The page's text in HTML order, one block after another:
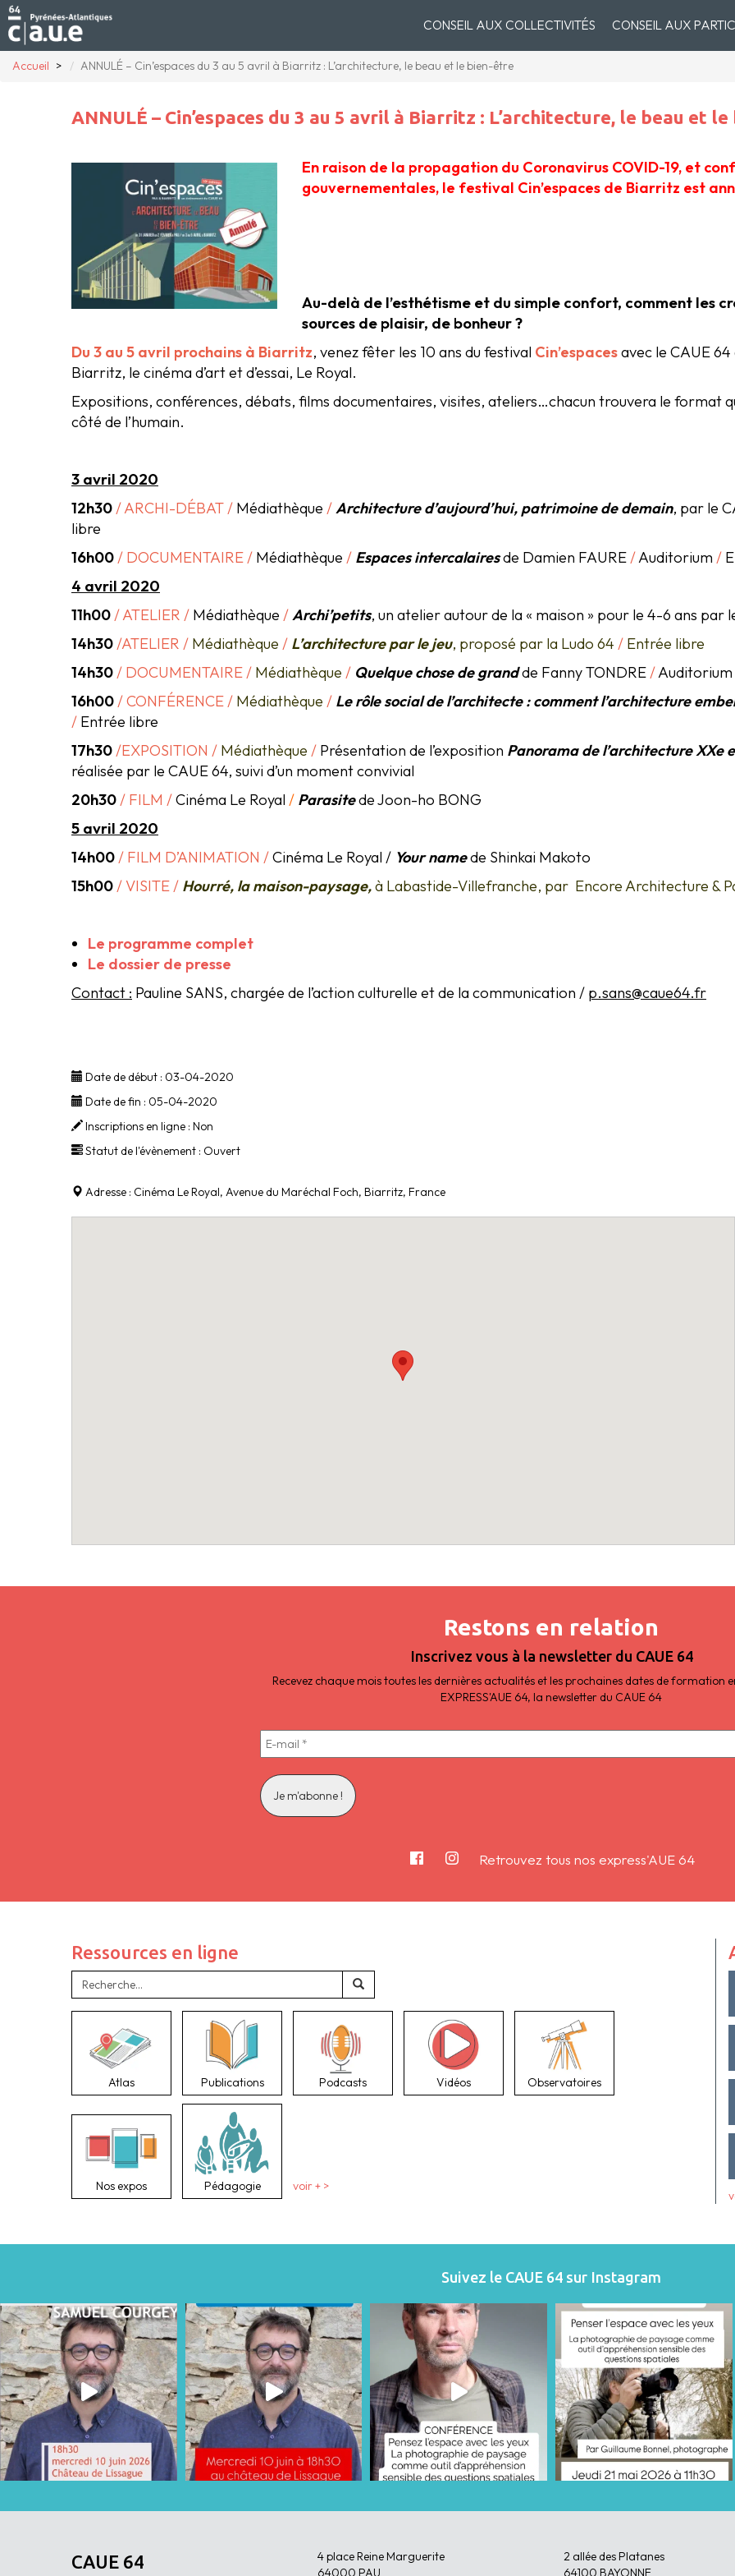
CONSEIL AUX COLLECTIVITÉS CONSEIL AUX
Accueil ANNULÉ – Cin’espaces du 3 au 5 avril à Biarritz : L’architecture, le beau et le bien-être
ANNULÉ – Cin’espaces du 3 au 5 avril à Biarritz : L’architecture, le beau et
En raison de la propagation du Coronavirus COVID-19, et
gouvernementales, le festival Cin’espaces de Biarritz est
Au-delà de l’esthétisme et du simple confort, comment les
sources de plaisir, de bonheur ?
Du 3 au 5 avril prochains à Biarritz, venez fêter les 10 ans du festival Cin’espacesavec le CAUE
Biarritz, le cinéma d’art et d’essai, Le Royal.
Expositions, conférences, débats, films documentaires, visites, ateliers…chacun trouvera le format
côté de l’humain.
3 avril 2020
12h30/ARCHI-DÉBAT / Médiathèque /Architecture d’aujourd’hui, patrimoine de demain, par le
libre
16h00/ DOCUMENTAIRE/ Médiathèque / Espaces intercalairesde Damien FAURE/Auditorium /
4 avril 2020
11h00/ATELIER / Médiathèque /Archi’petits, un atelier autour de la « maison » pour le 4-6 ans par
14h30/ATELIER / Médiathèque / L’architecture par le jeu, proposé par la Ludo 64 / Entrée libre
14h30/ DOCUMENTAIRE/ Médiathèque / Quelque chose de grandde Fanny TONDRE/Auditorium
16h00/ CONFÉRENCE/ Médiathèque / Le rôle social de l’architecte : comment l’architecture
/ Entrée libre
17h30/EXPOSITION / Médiathèque / Présentation de l’exposition Panorama de l’architecture XXe
réalisée par le CAUE 64, suivi d’un moment convivial
20h30/ FILM /Cinéma Le Royal / Parasitede Joon-ho BONG
5 avril 2020
14h00/ FILM D’ANIMATION /Cinéma Le Royal / Your namede Shinkai Makoto
15h00/ VISITE/ Hourré, la maison-paysage,à Labastide-Villefranche, par Encore Architecture &
Le programme complet
Le dossier de presse
Contact : Pauline SANS, chargée de l’action culturelle et de la communication / p.sans@caue64.fr
Date de début : 03-04-2020
Date de fin : 05-04-2020
Inscriptions en ligne : Non
Statut de l'évènement : Ouvert
Adresse : Cinéma Le Royal, Avenue du Maréchal Foch, Biarritz, France
Restons en relation
Inscrivez vous à la newsletter du CAUE 64
Recevez chaque mois toutes les dernières actualités et les prochaines dates de formation
EXPRESS'AUE 64, la newsletter du CAUE 64
Retrouvez tous nos express'AUE 64
Ressources en ligne
Atlas Publications Podcasts Vidéos Observatoires
Nos expos Pédagogie voir + >
Suivez le CAUE 64 sur Instagram
CAUE 64
4 place Reine Marguerite
64000 PAU
2 allée des Platanes
64100 BAYONNE